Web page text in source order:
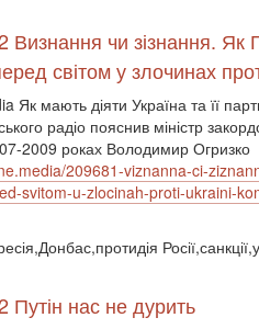
Визнання чи зізнання. Як
світом у злочинах
Як мають діяти Україна та її
радіо пояснив міністр
2009 роках Володимир Огризко
209681-viznanna-ci-
svitom-u-zlocinah-proti-ukraini-
Путін нас не дурить